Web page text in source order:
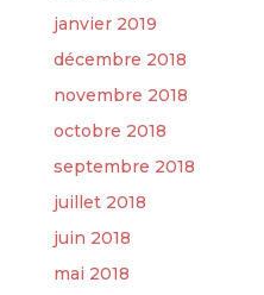
janvier 2019
décembre 2018
novembre 2018
octobre 2018
septembre 2018
juillet 2018
juin 2018
mai 2018